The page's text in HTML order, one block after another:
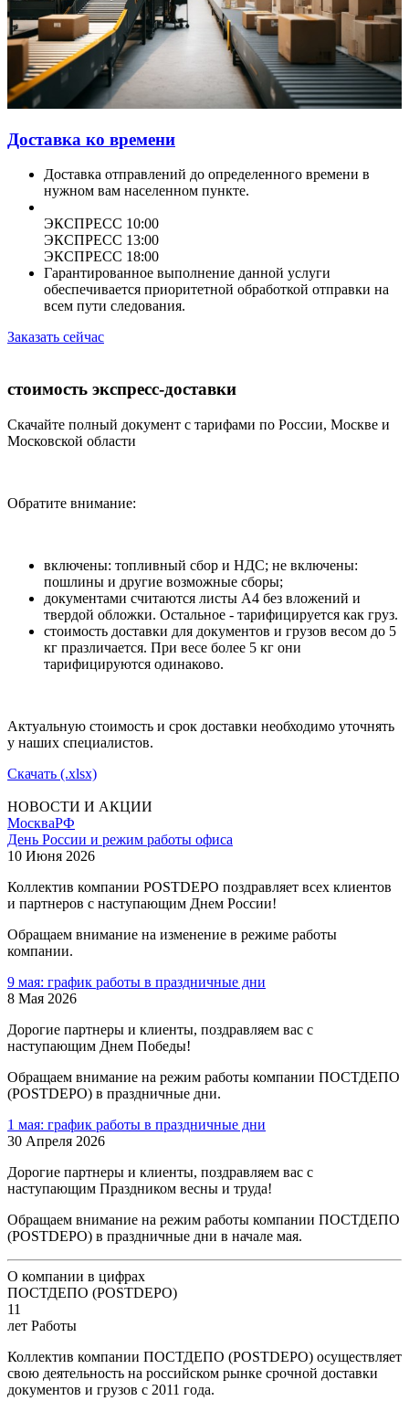
Доставка ко времени
Доставка отправлений до определенного времени в
нужном вам населенном пункте.
ЭКСПРЕСС 10:00
ЭКСПРЕСС 13:00
ЭКСПРЕСС 18:00
Гарантированное выполнение данной услуги
обеспечивается приоритетной обработкой отправки на
всем пути следования.
Заказать сейчас
стоимость экспресс-доставки
Скачайте полный документ с тарифами по России, Москве и
Московской области
Обратите внимание:
включены: топливный сбор и НДС; не включены:
пошлины и другие возможные сборы;
документами считаются листы А4 без вложений и
твердой обложки. Остальное - тарифицируется как груз.
стоимость доставки для документов и грузов весом до 5
кг празличается. При весе более 5 кг они
тарифицируются одинаково.
Актуальную стоимость и срок доставки необходимо уточнять
у наших специалистов.
Скачать (.xlsx)
НОВОСТИ И АКЦИИ
МоскваРФ
День России и режим работы офиса
10 Июня 2026
Коллектив компании POSTDEPO поздравляет всех клиентов
и партнеров с наступающим Днем России!
Обращаем внимание на изменение в режиме работы
компании.
9 мая: график работы в праздничные дни
8 Мая 2026
Дорогие партнеры и клиенты, поздравляем вас с
наступающим Днем Победы!
Обращаем внимание на режим работы компании ПОСТДЕПО
(POSTDEPO) в праздничные дни.
1 мая: график работы в праздничные дни
30 Апреля 2026
Дорогие партнеры и клиенты, поздравляем вас с
наступающим Праздником весны и труда!
Обращаем внимание на режим работы компании ПОСТДЕПО
(POSTDEPO) в праздничные дни в начале мая.
О компании в цифрах
ПОСТДЕПО (POSTDEPO)
11
лет Работы
Коллектив компании ПОСТДЕПО (POSTDEPO) осуществляет
свою деятельность на российском рынке срочной доставки
документов и грузов с 2011 года.